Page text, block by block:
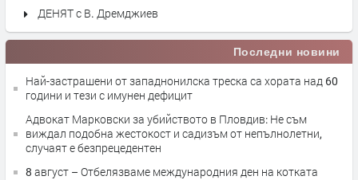
ДЕНЯТ с В. Дремджиев
Последни новини
Най-застрашени от западнонилска треска са хората над 60
години и тези с имунен дефицит
Адвокат Марковски за убийството в Пловдив: Не съм
виждал подобна жестокост и садизъм от непълнолетни,
случаят е безпрецедентен
8 август – Отбелязваме международния ден на котката